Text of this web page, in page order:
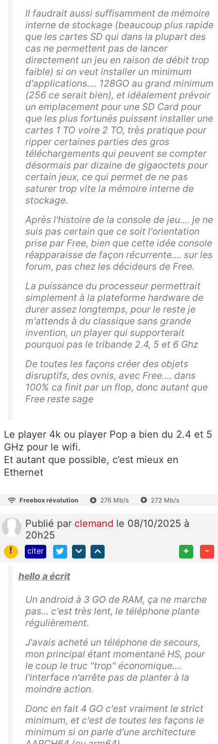
Il faudrait aussi suffisamment de mémoire
interne de stockage (beaucoup plus rapide
que les cartes SD qui dans la plupart des
cas ne permettent pas de lancer
directement un jeu en raison de débit trop
faible) si on veut installer un minimum
d'applications.... 128GO au grand minimum
(256 ce serait bien), et idéalement prévoir
un emplacement pour une SD Card pour
que les plus fortunés puissent installer une
cartes 1 TO voire 2 TO, très pratique pour
ripper certaines parties des gros
téléchargements qui peuvent se compter
désormais par dizaine de gigaoctets pour
certain jeux, ce qui permet de ne pas
saturer trop vite la mémoire interne de
stockage.
Après l'histoire de la console de jeu.... je ne
suis pas certain que ce soit l'orientation
prise par Free, bien que cette idée console
réapparaisse de façon récurrente.... sur les
forum, pas chez les décideurs de Free.
La puissance du processeur permettrait
simplement à la plateforme hardware de
durer assez longtemps, pour le reste je
m'attends à du classique sans grande
invention, un player qui supporterait
pourquoi pas le tribande 2.4, 5 et 6 Ghz
De toutes les façons créer des objets
disruptifs, des ovnis, avec Free.... dans
100% ca finit par un flop, donc autant que
Free reste sage
Le player 4k ou player Pop a bien du 2.4 et 5
GHz pour le wifi.
Et autant que possible, c’est mieux en
Ethernet
Freebox révolution 276 Mb/s 272 Mb/s
Publié par clemand le 08/10/2025 à
20h25
!
citer + -
hello a écrit
Un android à 3 GO de RAM, ça ne marche
pas... c'est très lent, le téléphone plante
régulièrement.
J'avais acheté un téléphone de secours,
mon principal étant momentané HS, pour
le coup le truc "trop" économique....
l'interface n'arrête pas de planter à la
moindre action.
Donc en fait 4 GO c'est vraiment le strict
minimum, et c'est de toutes les façons le
minimum si on parle d'une architecture